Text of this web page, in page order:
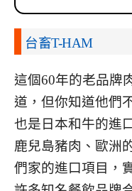
台畜T-HAM
這個60年的老品牌
道，但你知道他們
也是日本和牛的進
鹿兒島豬肉、歐洲
們家的進口項目，